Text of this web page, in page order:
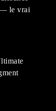
— le vrai